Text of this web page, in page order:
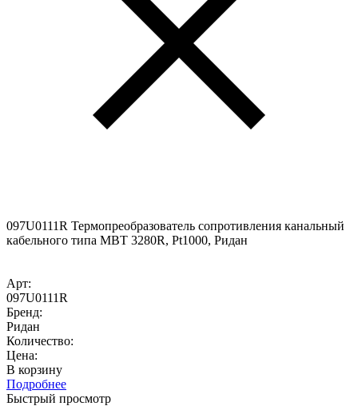
097U0111R Термопреобразователь сопротивления канальный
кабельного типа MBT 3280R, Pt1000, Ридан
Арт:
097U0111R
Бренд:
Ридан
Количество:
Цена:
В корзину
Подробнее
Быстрый просмотр